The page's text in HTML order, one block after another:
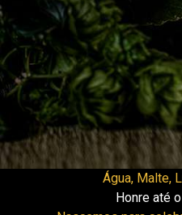
Água, Malte,
Honre até